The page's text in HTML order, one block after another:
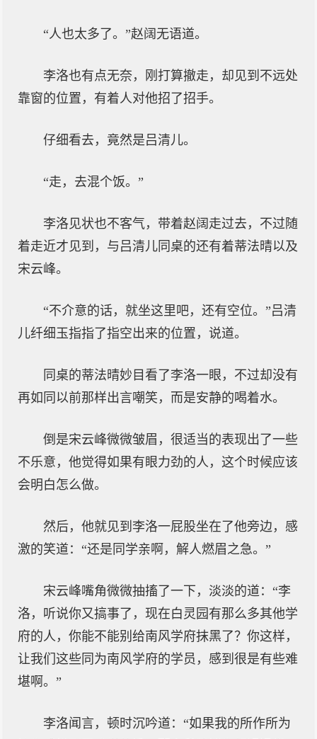
“人也太多了。”赵阔无语道。
李洛也有点无奈，刚打算撤走，却见到不远处
靠窗的位置，有着人对他招了招手。
仔细看去，竟然是吕清儿。
“走，去混个饭。”
李洛见状也不客气，带着赵阔走过去，不过随
着走近才见到，与吕清儿同桌的还有着蒂法晴以及
宋云峰。
“不介意的话，就坐这里吧，还有空位。”吕清
儿纤细玉指指了指空出来的位置，说道。
同桌的蒂法晴妙目看了李洛一眼，不过却没有
再如同以前那样出言嘲笑，而是安静的喝着水。
倒是宋云峰微微皱眉，很适当的表现出了一些
不乐意，他觉得如果有眼力劲的人，这个时候应该
会明白怎么做。
然后，他就见到李洛一屁股坐在了他旁边，感
激的笑道：“还是同学亲啊，解人燃眉之急。”
宋云峰嘴角微微抽搐了一下，淡淡的道：“李
洛，听说你又搞事了，现在白灵园有那么多其他学
府的人，你能不能别给南风学府抹黑了？你这样，
让我们这些同为南风学府的学员，感到很是有些难
堪啊。”
李洛闻言，顿时沉吟道：“如果我的所作所为